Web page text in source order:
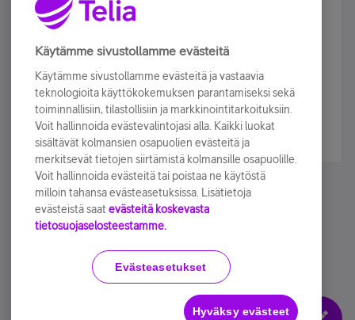
Älä jää paitsi – osallistu ja voita!
Tilaa Telian uutiskirje ja olet mukana arvonnassa.
sähköpostiisi.
Tilaa nyt
Käyttöehdot Accessibility statement
Käytämme sivustollamme evästeitä
Käytämme sivustollamme evästeitä ja vastaavia
teknologioita käyttökokemuksen parantamiseksi sekä
toiminnallisiin, tilastollisiin ja markkinointitarkoituksiin.
Voit hallinnoida evästevalintojasi alla. Kaikki luokat
sisältävät kolmansien osapuolien evästeitä ja
merkitsevät tietojen siirtämistä kolmansille osapuolille.
Voit hallinnoida evästeitä tai poistaa ne käytöstä
milloin tahansa evästeasetuksissa. Lisätietoja
evästeistä saat evästeitä koskevasta
tietosuojaselosteestamme.
Evästeasetukset
Hyväksy evästeet